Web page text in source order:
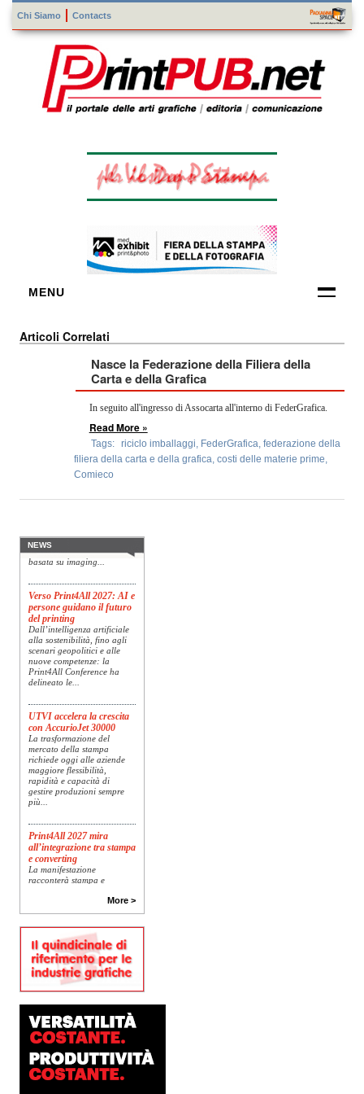
Chi Siamo Contacts
MENU
OPERATORI
ENTI E
ZOOM
TEMATICI
EVENTI
Articoli Correlati
Nasce la Federazione della Filiera della
Carta e della Grafica
In seguito all'ingresso di Assocarta all'interno di FederGrafica.
Read More »
Tags: riciclo imballaggi FederGrafica federazione della
filiera della carta e della grafica costi delle materie prime
Comieco
NEWS
presenta Specim RETEX,
una soluzione completa
basata su imaging...
Verso Print4All 2027: AI e
persone guidano il futuro
del printing
Dall’intelligenza artificiale
alla sostenibilità, fino agli
scenari geopolitici e alle
nuove competenze: la
Print4All Conference ha
delineato le...
UTVI accelera la crescita
con AccurioJet 30000
La trasformazione del
mercato della stampa
richiede oggi alle aziende
maggiore flessibilità,
rapidità e capacità di
gestire produzioni sempre
più...
Print4All 2027 mira
all’integrazione tra stampa
e converting
La manifestazione
racconterà stampa e
package printing alle
Una...
Platinum Technologies
presenta SIGNATURE
approfondita delle reali
esigenze produttive del
mercato, Platinum
Technologies, centro
europeo di ricerca e...
More >